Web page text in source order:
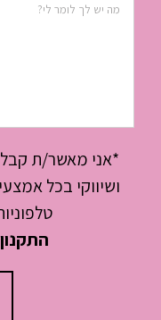
*אני מאשר/ת
ושיווקי בכל